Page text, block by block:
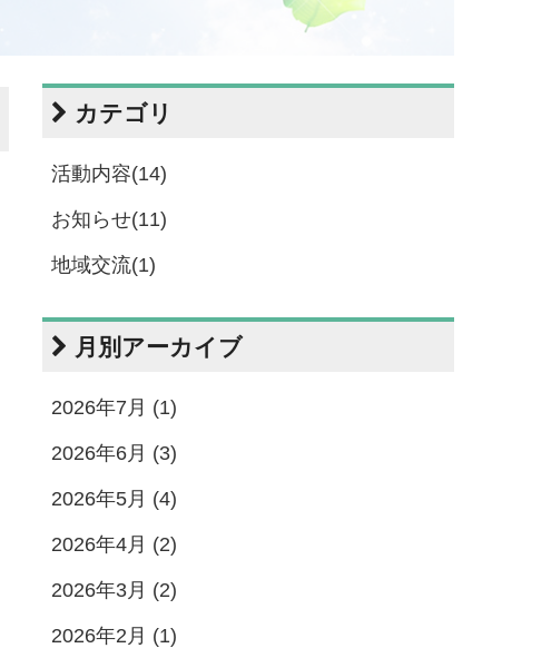
カテゴリ
活動内容(14)
お知らせ(11)
地域交流(1)
月別アーカイブ
2026年7月 (1)
2026年6月 (3)
2026年5月 (4)
2026年4月 (2)
2026年3月 (2)
2026年2月 (1)